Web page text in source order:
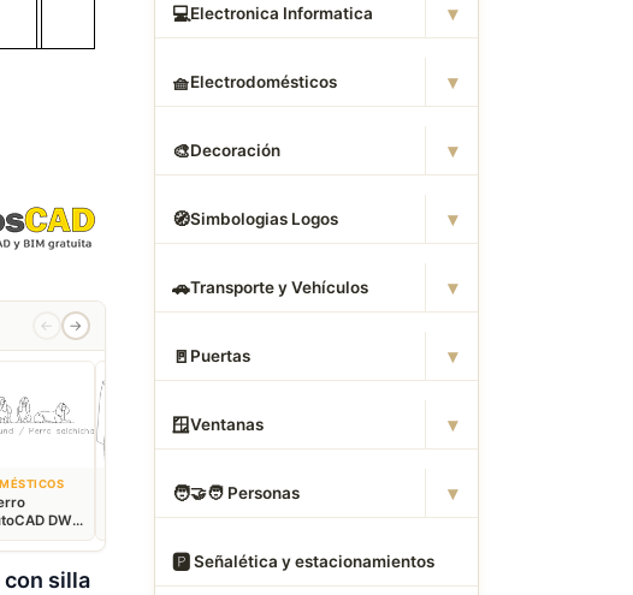
← →
DWG
2D
Descargar Abrigos
AutoCAD DWG Gratis –
Descargar Dormitorios
AutoCAD DWG Gratis –
con silla
💻Electronica Informatica ▾
🧺Electrodomésticos ▾
🎨Decoración ▾
🧭Simbologias Logos ▾
🚗Transporte y Vehículos ▾
🚪 Puertas ▾
🪟Ventanas ▾
🧑‍🤝‍🧑 Personas ▾
🅿️ Señalética y estacionamientos